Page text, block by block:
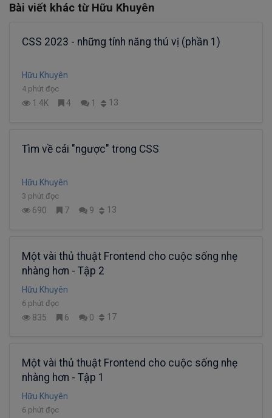
Bài viết khác từ Hữu Khuyên
CSS 2023 - những tính năng thú vị (phần 1)
Hữu Khuyên
4 phút đọc
1.4K 4 1 13
Tìm về cái "ngược" trong CSS
Hữu Khuyên
3 phút đọc
690 7 9 13
Một vài thủ thuật Frontend cho cuộc sống nhẹ
nhàng hơn - Tập 2
Hữu Khuyên
6 phút đọc
835 6 0 17
Một vài thủ thuật Frontend cho cuộc sống nhẹ
nhàng hơn - Tập 1
Hữu Khuyên
6 phút đọc